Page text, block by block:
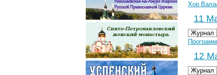
Хор
11
Журнал
12
Журнал